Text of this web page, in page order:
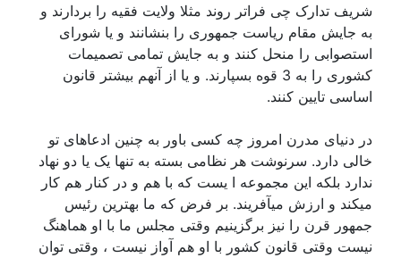
شریف تدارک چی فراتر روند مثلا ولایت فقیه را بردارند و
به جایش مقام ریاست جمهوری را بنشانند و یا شورای
استصوابی را منحل کنند و به جایش تمامی تصمیمات
کشوری را به 3 قوه بسپارند. و یا از آنهم بیشتر قانون
اساسی تایین کنند.
در دنیای مدرن امروز چه کسی باور به چنین ادعاهای تو
خالی دارد. سرنوشت هر نظامی بسته به تنها یک یا دو نهاد
ندارد بلکه این مجموعه ا یست که با هم و در کنار هم کار
میکند و ارزش میآفریند. بر فرض که ما بهترین رئیس
جمهور قرن را نیز برگزینیم وقتی مجلس ما با او هماهنگ
نیست وقتی قانون کشور با او هم آواز نیست ، وقتی توان